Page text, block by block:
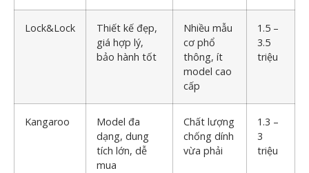
Lock&Lock
Thiết kế đẹp,
giá hợp lý,
bảo hành tốt
Nhiều mẫu
cơ phổ
thông, ít
model cao
cấp
1.5 –
3.5
triệu
Kangaroo
Model đa
dạng, dung
tích lớn, dễ
mua
Chất lượng
chống dính
vừa phải
1.3 –
3
triệu